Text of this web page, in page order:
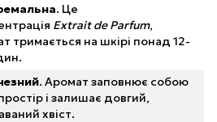
. Це
Extrait de Parfum,
тримається на шкірі понад 12-
. Аромат заповнює собою
і залишає довгий,
хвіст.